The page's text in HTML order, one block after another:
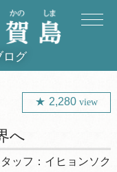
ログ
2,280view
へ
ッフ： イヒョンソク